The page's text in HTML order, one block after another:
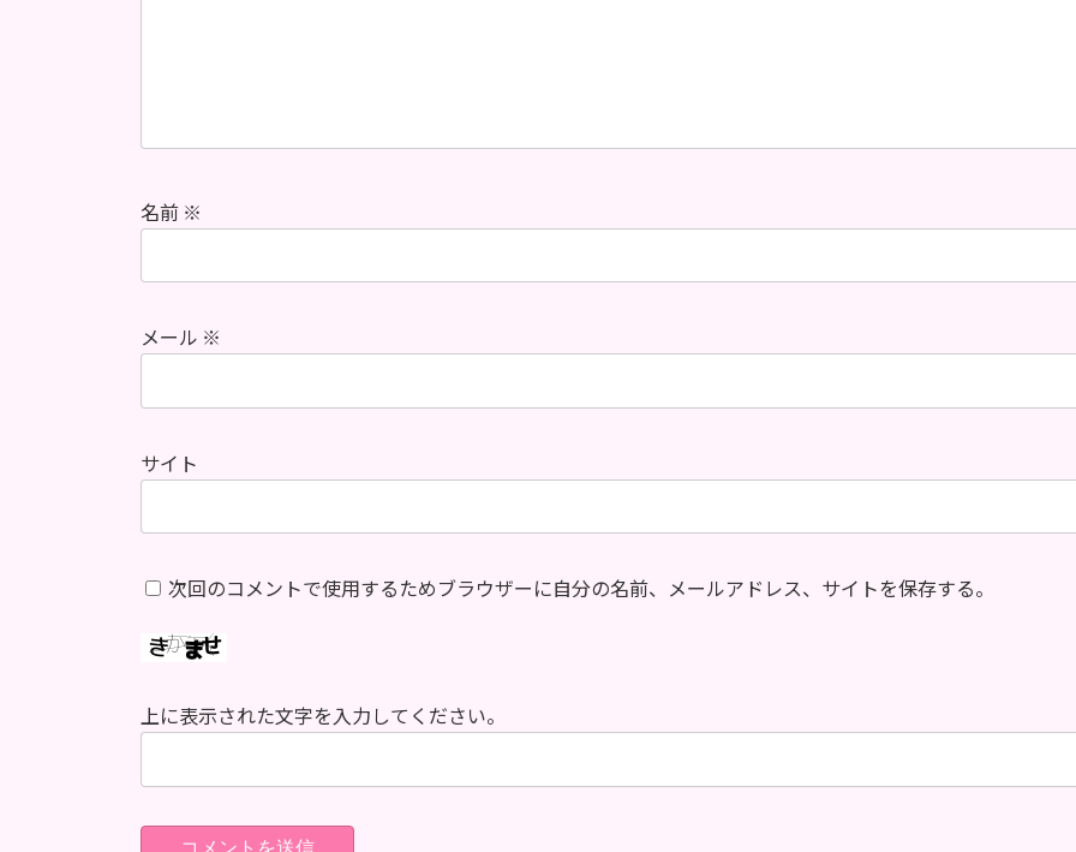
名前 ※
メール ※
サイト
次回のコメントで使用するためブラウザーに自分の名前、メールアドレス、サイトを保存する。
上に表示された文字を入力してください。